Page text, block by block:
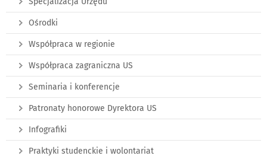
Ośrodki
Współpraca w regionie
Współpraca zagraniczna US
Seminaria i konferencje
Patronaty honorowe Dyrektora US
Infografiki
Praktyki studenckie i wolontariat